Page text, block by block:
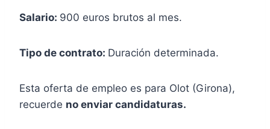
Salario: 900 euros brutos al mes.
Tipo de contrato: Duración determinada.
Esta oferta de empleo es para Olot (Girona),
recuerde no enviar candidaturas.